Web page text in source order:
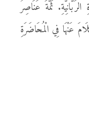
ثَمَّةَ عَنَاصِرُ
عَنْهَا فِي الْمُحَاضَرَةِ